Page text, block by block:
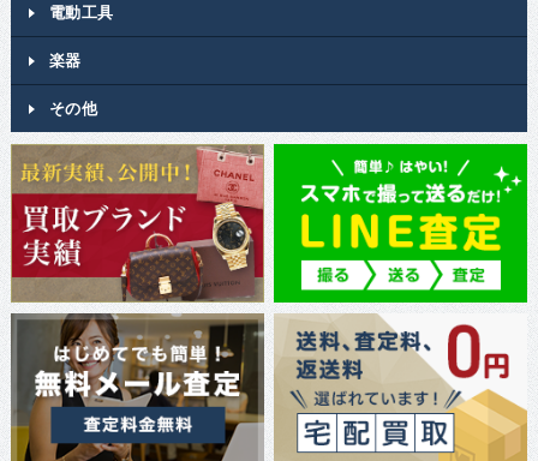
電動工具
楽器
その他